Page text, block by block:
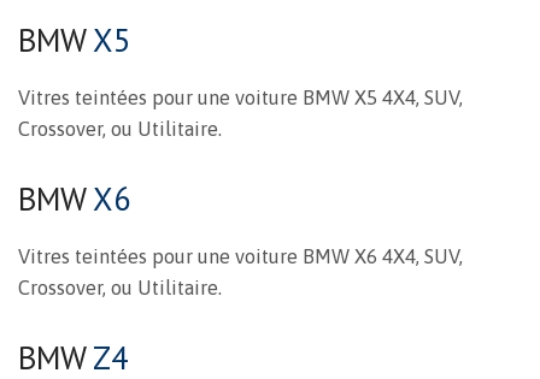
BMWX5
Vitres teintées pour une voiture BMW X5 4X4, SUV,
Crossover, ou Utilitaire.
BMWX6
Vitres teintées pour une voiture BMW X6 4X4, SUV,
Crossover, ou Utilitaire.
BMWZ4